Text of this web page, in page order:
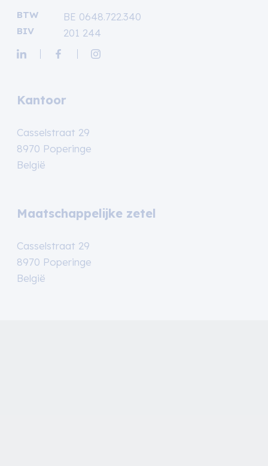
BTW BE 0648.722.340
BIV 201 244
Kantoor
Casselstraat 29
8970 Poperinge
België
Maatschappelijke zetel
Casselstraat 29
8970 Poperinge
België